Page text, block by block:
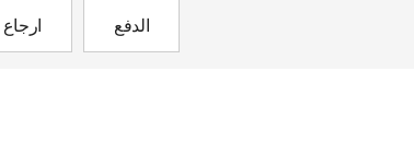
ارجاع الدفع